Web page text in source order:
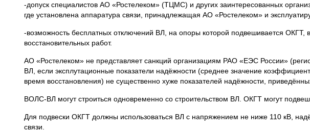
-допуск специалистов АО «Ростелеком» (ТЦМС) и других заинтересованных
где установлена аппаратура связи, принадлежащая АО «Ростелеком» и
-возможность бесплатных отключений ВЛ, на опоры которой подвешивается
восстановительных работ.
АО «Ростелеком» не представляет санкций организациям РАО «ЕЭС России»
ВЛ, если эксплутационные показатели надёжности (среднее значение
время восстановления) не существенно хуже показателей надёжности,
ВОЛС-ВЛ могут строиться одновременно со строительством ВЛ. ОКГТ могут
Для подвески ОКГТ должны использоваться ВЛ с напряжением не ниже 110 кВ,
связи.